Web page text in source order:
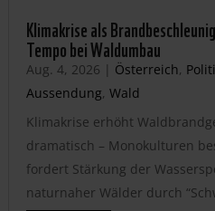
Klimakrise als
Tempo bei Waldumbau
Aug. 4, 2026 | Österreich,
Aussendung, Wald
Klimakrise erhöht
dramatisch – Monokulturen
fordert Stärkung der
naturnaher Wälder durch